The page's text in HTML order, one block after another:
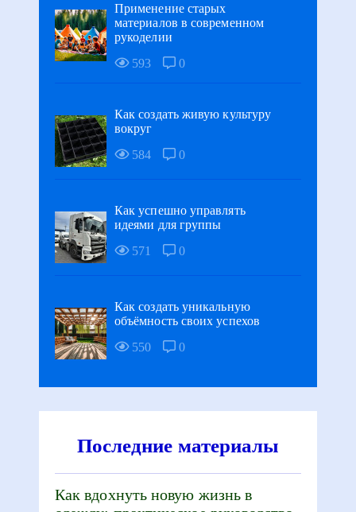
Применение старых
материалов в современном
рукоделии
593
0
Как создать живую культуру
вокруг
584
0
Как успешно управлять
идеями для группы
571
0
Как создать уникальную
объёмность своих успехов
550
0
Последние материалы
Как вдохнуть новую жизнь в